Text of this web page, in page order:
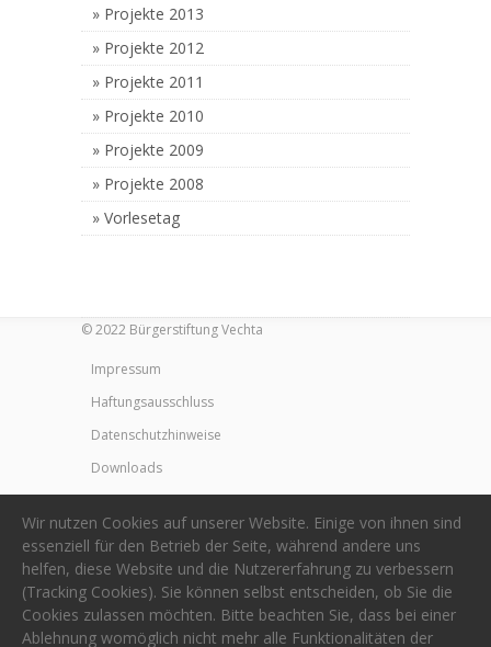
Projekte 2013
Projekte 2012
Projekte 2011
Projekte 2010
Projekte 2009
Projekte 2008
Vorlesetag
© 2022 Bürgerstiftung Vechta
Impressum
Haftungsausschluss
Datenschutzhinweise
Downloads
Wir nutzen Cookies auf unserer Website. Einige von ihnen sind
essenziell für den Betrieb der Seite, während andere uns
helfen, diese Website und die Nutzererfahrung zu verbessern
(Tracking Cookies). Sie können selbst entscheiden, ob Sie die
Cookies zulassen möchten. Bitte beachten Sie, dass bei einer
Ablehnung womöglich nicht mehr alle Funktionalitäten der